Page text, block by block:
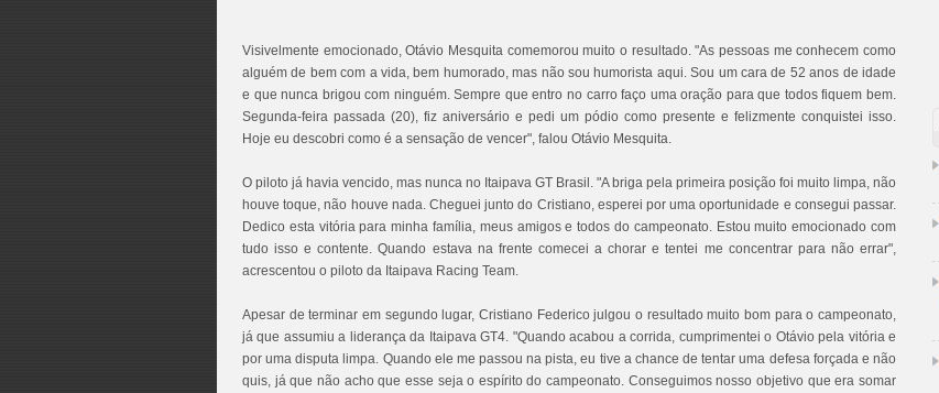
Visivelmente emocionado, Otávio Mesquita comemorou muito o resultado. "As pessoas me conhecem como
alguém de bem com a vida, bem humorado, mas não sou humorista aqui. Sou um cara de 52 anos de idade
e que nunca brigou com ninguém. Sempre que entro no carro faço uma oração para que todos fiquem bem.
Segunda-feira passada (20), fiz aniversário e pedi um pódio como presente e felizmente conquistei isso.
Hoje eu descobri como é a sensação de vencer", falou Otávio Mesquita.
O piloto já havia vencido, mas nunca no Itaipava GT Brasil. "A briga pela primeira posição foi muito limpa, não
houve toque, não houve nada. Cheguei junto do Cristiano, esperei por uma oportunidade e consegui passar.
Dedico esta vitória para minha família, meus amigos e todos do campeonato. Estou muito emocionado com
tudo isso e contente. Quando estava na frente comecei a chorar e tentei me concentrar para não errar",
acrescentou o piloto da Itaipava Racing Team.
Apesar de terminar em segundo lugar, Cristiano Federico julgou o resultado muito bom para o campeonato,
já que assumiu a liderança da Itaipava GT4. "Quando acabou a corrida, cumprimentei o Otávio pela vitória e
por uma disputa limpa. Quando ele me passou na pista, eu tive a chance de tentar uma defesa forçada e não
quis, já que não acho que esse seja o espírito do campeonato. Conseguimos nosso objetivo que era somar